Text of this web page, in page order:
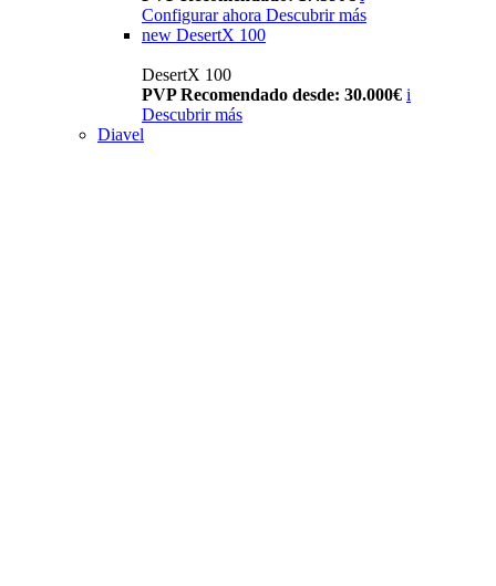
Configurar ahora Descubrir más
new DesertX 100
DesertX 100
PVP Recomendado desde: 30.000€ i
Descubrir más
Diavel